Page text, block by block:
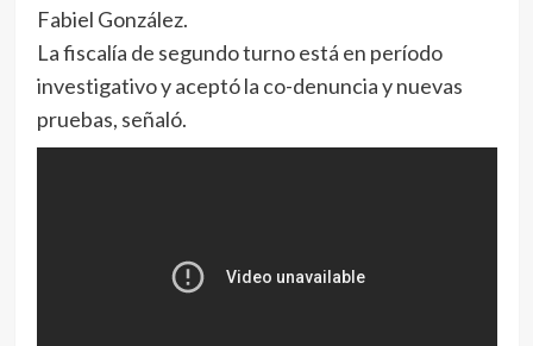
Fabiel González.
La fiscalía de segundo turno está en período
investigativo y aceptó la co-denuncia y nuevas
pruebas, señaló.